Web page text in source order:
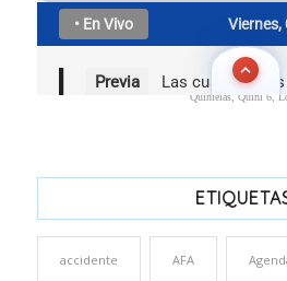
Quinielas, Quini 6,
accidente AFA